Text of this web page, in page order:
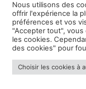
Rife WordPress
photo
Photographe
Photographe
Nous utilisons des
offrir l'expérience la
préférences et vos
"Accepter tout", vous
les cookies.
des cookies" pour
Choisir les cookies à